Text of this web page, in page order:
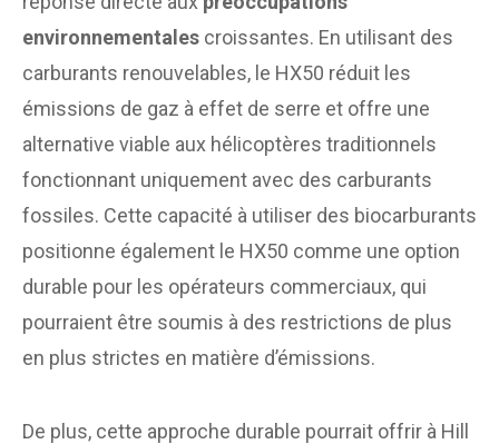
environnementales croissantes. En utilisant des
carburants renouvelables, le HX50 réduit les
émissions de gaz à effet de serre et offre une
alternative viable aux hélicoptères traditionnels
fonctionnant uniquement avec des carburants
fossiles. Cette capacité à utiliser des biocarburants
positionne également le HX50 comme une option
durable pour les opérateurs commerciaux, qui
pourraient être soumis à des restrictions de plus
en plus strictes en matière d’émissions.
De plus, cette approche durable pourrait offrir à Hill